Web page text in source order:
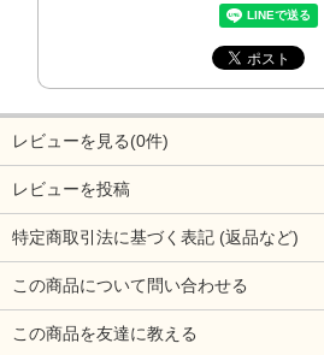
レビューを見る(0件)
レビューを投稿
特定商取引法に基づく表記 (返品など)
この商品について問い合わせる
この商品を友達に教える